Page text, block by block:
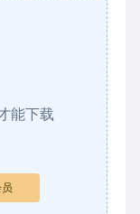
能下载